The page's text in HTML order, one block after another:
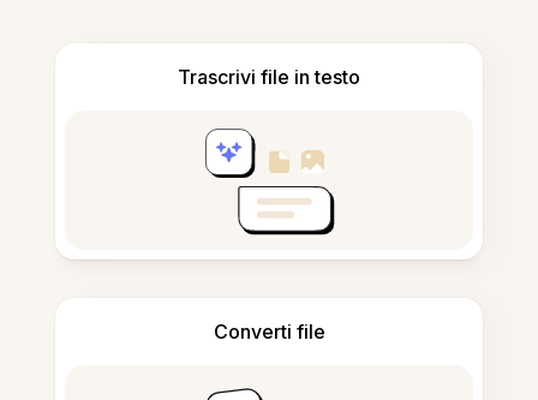
Trascrivi file in testo
Converti file